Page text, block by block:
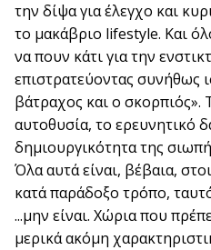
την δίψα για έλεγχο και
το μακάβριο lifestyle. Και
να πουν κάτι για την
επιστρατεύοντας συνήθως
βάτραχος και ο σκορπιός».
αυτοθυσία, το ερευνητικό
δημιουργικότητα της
Όλα αυτά είναι, βέβαια,
κατά παράδοξο τρόπο,
...μην είναι. Χώρια που
μερικά ακόμη